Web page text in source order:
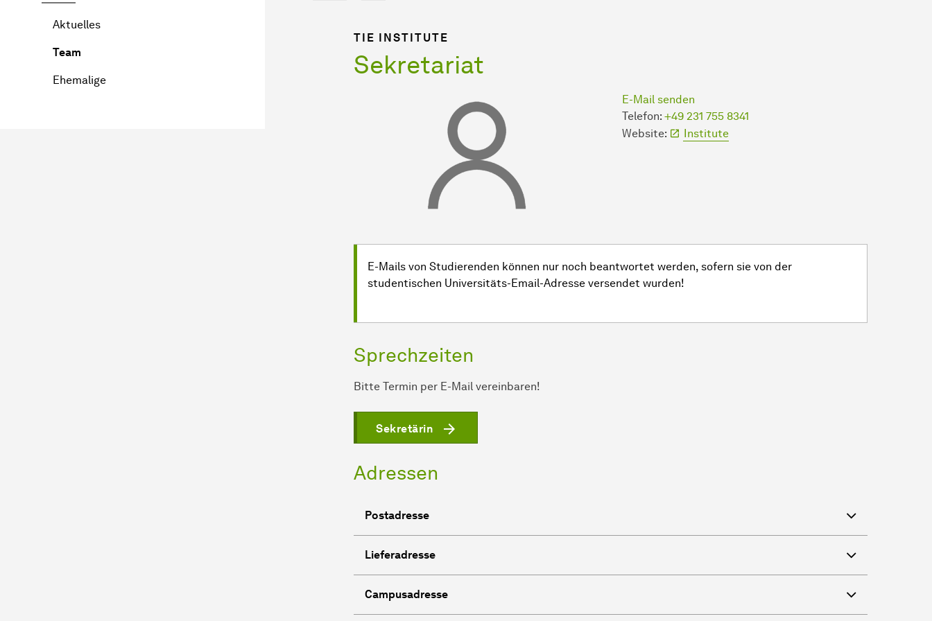
Aktuelles
Team
Ehemalige
TIE INSTITUTE
Sekretariat
E-Mail senden
Telefon: +49 231 755 8341
Website:
Institute
E-Mails von Studierenden können nur noch beantwortet werden, sofern sie von der
studentischen Universitäts-Email-Adresse versendet wurden!
Sprechzeiten
Bitte Termin per E-Mail vereinbaren!
Sekretärin
Adressen
Postadresse
Lieferadresse
Campusadresse